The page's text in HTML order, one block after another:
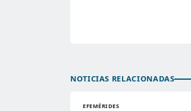
NOTICIAS RELACIONADAS
EFEMÉRIDES